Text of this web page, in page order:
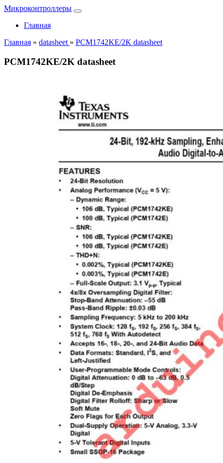
Микроконтроллеры
Главная
Главная » datasheet » PCM1742KE/2K datasheet
PCM1742KE/2K datasheet